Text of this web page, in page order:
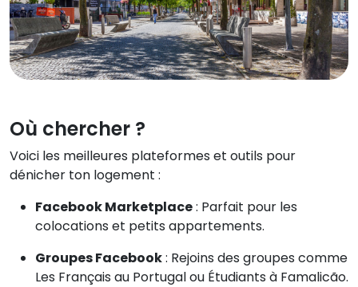
Où chercher ?
Voici les meilleures plateformes et outils pour
dénicher ton logement :
Facebook Marketplace: Parfait pour les
colocations et petits appartements.
Groupes Facebook: Rejoins des groupes comme
Les Français au Portugal ou Étudiants à Famalicão.